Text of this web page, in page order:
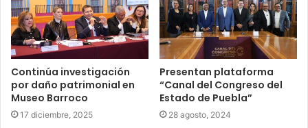
Continúa investigación
por daño patrimonial en
Museo Barroco
17 diciembre, 2025
Presentan plataforma
“Canal del Congreso del
Estado de Puebla”
28 agosto, 2024